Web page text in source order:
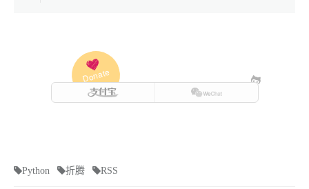
Donate
Python 折腾 RSS